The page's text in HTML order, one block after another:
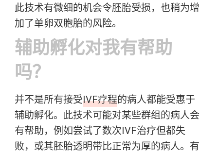
此技术有微细的机会令胚胎受损，也稍为增
加了单卵双胞胎的风险。
辅助孵化对我有帮助
吗？
并不是所有接受IVF疗程的病人都能受惠于
辅助孵化。此技术可能对某些群组的病人会
有帮助，例如尝试了数次IVF治疗但都失
败，或其胚胎透明带比正常为厚的病人。有